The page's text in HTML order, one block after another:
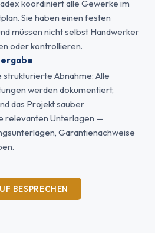
koordiniert alle Gewerke im
Sie haben einen festen
müssen nicht selbst Handwerker
oder kontrollieren.
strukturierte Abnahme: Alle
werden dokumentiert,
das Projekt sauber
relevanten Unterlagen —
Garantienachweise
BESPRECHEN